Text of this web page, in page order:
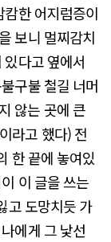
한 어지럼증이
보니 멀찌감치
다고 옆에서
구불 철길 너머
않는 곳에 큰
라고 했다) 전
한 끝에 놓여있
이 글을 쓰는
고 도망치듯 가
에게 그 낯선